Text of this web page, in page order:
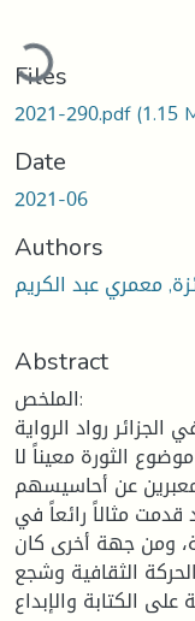
Files
2021-290.pdf(1.15
Date
2021-06
Authors
معمري عبد الكريم
Abstract
الملخص:
رواد الرواية
الثورة معيناً لا
عن أحاسيسهم
قدمت مثالاً رائعاً في
ومن جهة أخرى كان
الثقافية وشجع